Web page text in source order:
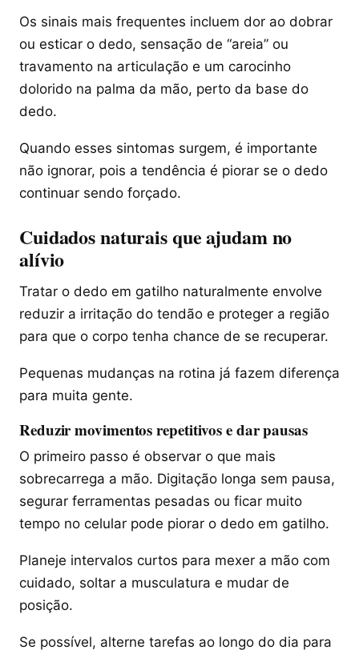
Os sinais mais frequentes incluem dor ao dobrar
ou esticar o dedo, sensação de “areia” ou
travamento na articulação e um carocinho
dolorido na palma da mão, perto da base do
dedo.
Quando esses sintomas surgem, é importante
não ignorar, pois a tendência é piorar se o dedo
continuar sendo forçado.
Cuidados naturais que ajudam no
alívio
Tratar o dedo em gatilho naturalmente envolve
reduzir a irritação do tendão e proteger a região
para que o corpo tenha chance de se recuperar.
Pequenas mudanças na rotina já fazem diferença
para muita gente.
Reduzir movimentos repetitivos e dar pausas
O primeiro passo é observar o que mais
sobrecarrega a mão. Digitação longa sem pausa,
segurar ferramentas pesadas ou ficar muito
tempo no celular pode piorar o dedo em gatilho.
Planeje intervalos curtos para mexer a mão com
cuidado, soltar a musculatura e mudar de
posição.
Se possível, alterne tarefas ao longo do dia para